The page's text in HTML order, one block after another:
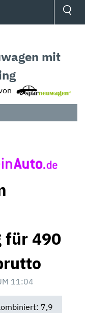
mit
für 490
11:04
7,9